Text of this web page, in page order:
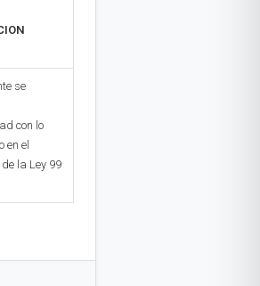
se
con lo
en el
la Ley 99